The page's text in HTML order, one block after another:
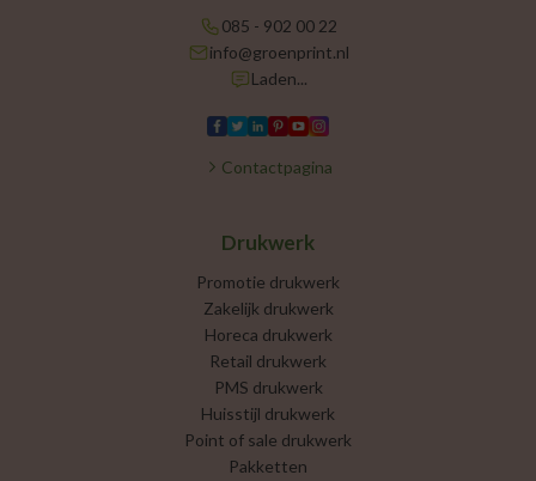
085 - 902 00 22
info@groenprint.nl
Laden...
Contactpagina
Drukwerk
Promotie drukwerk
Zakelijk drukwerk
Horeca drukwerk
Retail drukwerk
PMS drukwerk
Huisstijl drukwerk
Point of sale drukwerk
Pakketten